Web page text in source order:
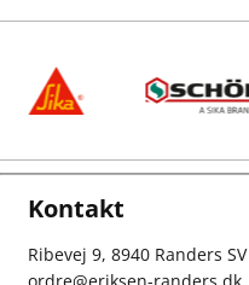
Kontakt
Ribevej 9, 8940 Randers SV